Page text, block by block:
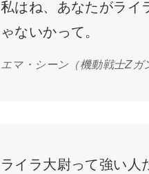
私はね、あなたがライ
ゃないかって。
エマ・シーン （機動戦士Z
ライラ大尉って強い人